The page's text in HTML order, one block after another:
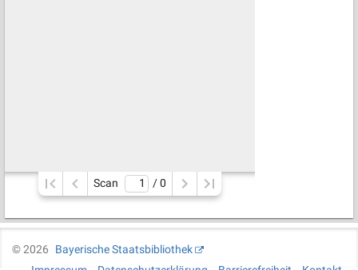
Scan / 0
©2026
Bayerische Staatsbibliothek